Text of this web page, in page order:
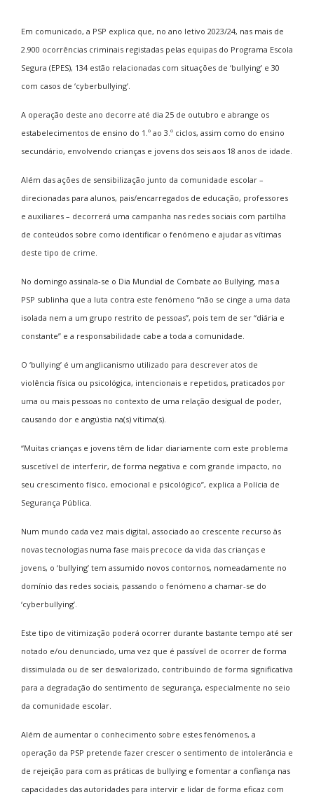
Em comunicado, a PSP explica que, no ano letivo 2023/24, nas mais de
2.900 ocorrências criminais registadas pelas equipas do Programa Escola
Segura (EPES), 134 estão relacionadas com situações de ‘bullying’ e 30
com casos de ‘cyberbullying’.
A operação deste ano decorre até dia 25 de outubro e abrange os
estabelecimentos de ensino do 1.º ao 3.º ciclos, assim como do ensino
secundário, envolvendo crianças e jovens dos seis aos 18 anos de idade.
Além das ações de sensibilização junto da comunidade escolar –
direcionadas para alunos, pais/encarregados de educação, professores
e auxiliares – decorrerá uma campanha nas redes sociais com partilha
de conteúdos sobre como identificar o fenómeno e ajudar as vítimas
deste tipo de crime.
No domingo assinala-se o Dia Mundial de Combate ao Bullying, mas a
PSP sublinha que a luta contra este fenómeno “não se cinge a uma data
isolada nem a um grupo restrito de pessoas”, pois tem de ser “diária e
constante” e a responsabilidade cabe a toda a comunidade.
O ‘bullying’ é um anglicanismo utilizado para descrever atos de
violência física ou psicológica, intencionais e repetidos, praticados por
uma ou mais pessoas no contexto de uma relação desigual de poder,
causando dor e angústia na(s) vítima(s).
“Muitas crianças e jovens têm de lidar diariamente com este problema
suscetível de interferir, de forma negativa e com grande impacto, no
seu crescimento físico, emocional e psicológico”, explica a Polícia de
Segurança Pública.
Num mundo cada vez mais digital, associado ao crescente recurso às
novas tecnologias numa fase mais precoce da vida das crianças e
jovens, o ‘bullying’ tem assumido novos contornos, nomeadamente no
domínio das redes sociais, passando o fenómeno a chamar-se do
‘cyberbullying’.
Este tipo de vitimização poderá ocorrer durante bastante tempo até ser
notado e/ou denunciado, uma vez que é passível de ocorrer de forma
dissimulada ou de ser desvalorizado, contribuindo de forma significativa
para a degradação do sentimento de segurança, especialmente no seio
da comunidade escolar.
Além de aumentar o conhecimento sobre estes fenómenos, a
operação da PSP pretende fazer crescer o sentimento de intolerância e
de rejeição para com as práticas de bullying e fomentar a confiança nas
capacidades das autoridades para intervir e lidar de forma eficaz com